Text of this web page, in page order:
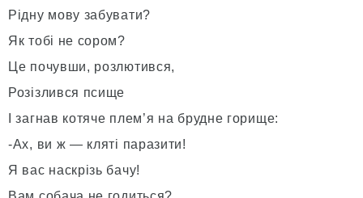
Рідну мову забувати?
Як тобі не сором?
Це почувши, розлютився,
Розізлився псище
І загнав котяче плем’я на брудне горище:
-Ах, ви ж — кляті паразити!
Я вас наскрізь бачу!